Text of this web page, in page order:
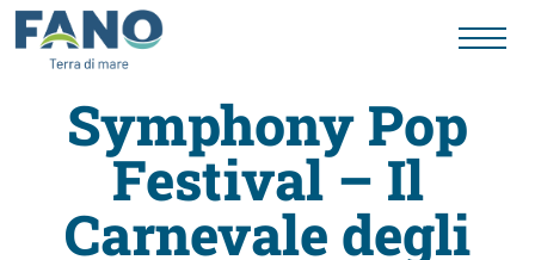
Fano
Visit
Symphony Pop
Festival – Il
Carnevale degli